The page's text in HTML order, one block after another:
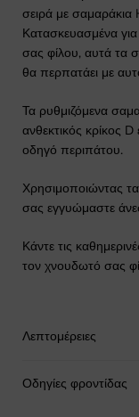
σειρά με
Κατασκευασμένα
σας φίλου, αυτά τα
θα περπατάει με
Τα ρυθμιζόμενα
ανθεκτικός κρίκος
οδηγό περιπάτου.
Χρησιμοποιώντας τα
σας εγγυώμαστε
Κάντε τις
τον χνουδωτό σας
Λεπτομέρειες
Οδηγίες φροντίδας